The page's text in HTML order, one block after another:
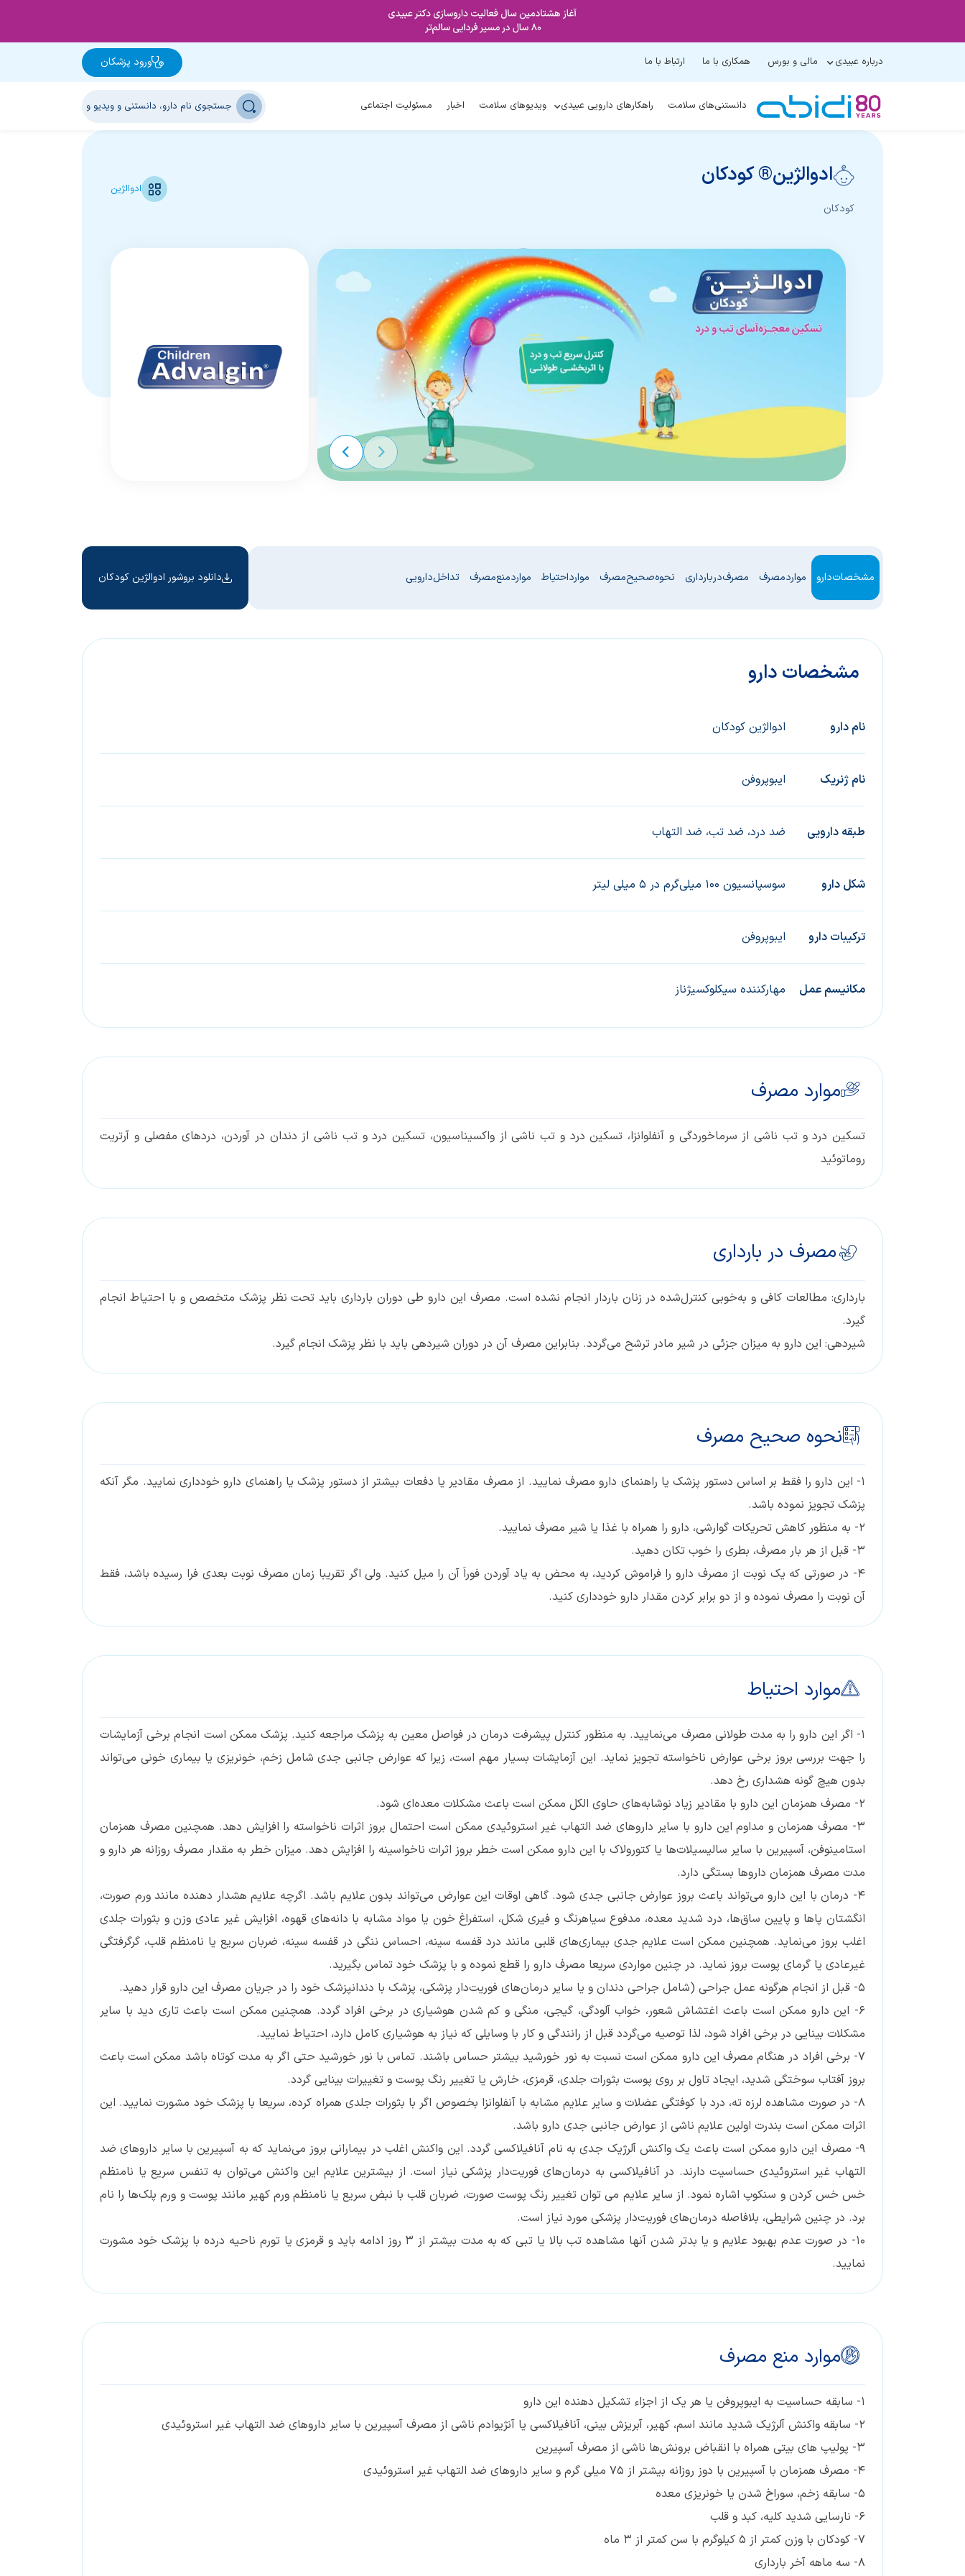
درباره عبیدی مالی و بورس همکاری با ما ارتباط با ما ورود پزشکان
دانستنی‌های سلامت راهکارهای دارویی عبیدی ویدیوهای سلامت اخبار مسئولیت اجتماعی
ادوالژین® کودکان
کودکان
ادوالژین
مشخصات دارو موارد مصرف مصرف در بارداری نحوه صحیح مصرف موارد احتیاط موارد منع مصرف تداخل دارویی دانلود بروشور ادوالژین کودکان
مشخصات دارو
نام دارو ادوالژین کودکان
ﻧﺎم ژﻧﺮﯾﮏ ایبوپروفن
ﻃﺒﻘﻪ داروﯾﯽ ضد درد، ضد تب، ضد التهاب
ﺷﮑﻞ دارو سوسپانسیون 100 میلی‌گرم در 5 میلی لیتر
ﺗﺮﮐﯿﺒﺎت دارو ایبوپروفن
مکانیسم عمل مهارکننده سیکلوکسیژناز
موارد مصرف
تسکین درد و تب ناشی از سرماخوردگی و آنفلوانزا، تسکین درد و تب ناشی از واکسیناسیون، تسکین درد و تب ناشی از دندان در آوردن، دردهای مفصلی و آرتریت
روماتوئید
مصرف در بارداری
بارداری: مطالعات کافی و به‌خوبی کنترل‌شده در زنان باردار انجام نشده است. مصرف این دارو طی دوران بارداری باید تحت نظر پزشک متخصص و با احتیاط انجام
گیرد.
شیردهی: این دارو به میزان جزئی در شیر مادر ترشح می‌گردد. بنابراین مصرف آن در دوران شیردهی باید با نظر پزشک انجام گیرد.
نحوه صحیح مصرف
۱- این دارو را فقط بر اساس دستور پزشک یا راهنمای دارو مصرف نمایید. از مصرف مقادیر یا دفعات بیشتر از دستور پزشک یا راهنمای دارو خودداری نمایید. مگر آنکه
پزشک تجویز نموده باشد.
۲- به منظور کاهش تحریکات گوارشی، دارو را همراه با غذا یا شیر مصرف نمایید.
۳- قبل از هر بار مصرف، بطری را خوب تکان دهید.
۴- در صورتی که یک نوبت از مصرف دارو را فراموش کردید، به محض به یاد آوردن فوراَ آن را میل کنید. ولی اگر تقریبا زمان مصرف نوبت بعدی فرا رسیده باشد، فقط
آن نوبت را مصرف نموده و از دو برابر کردن مقدار دارو خودداری کنید.
موارد احتیاط
۱- اگر این دارو را به مدت طولانی مصرف می‌نمایید. به منظور کنترل پیشرفت درمان در فواصل معین به پزشک مراجعه کنید. پزشک ممکن است انجام برخی آزمایشات
را جهت بررسی بروز برخی عوارض ناخواسته تجویز نماید. این آزمایشات بسیار مهم است، زیرا که عوارض جانبی جدی شامل زخم، خونریزی یا بیماری خونی می‌تواند
بدون هیچ گونه هشداری رخ دهد.
۲- مصرف همزمان این دارو با مقادیر زیاد نوشابه‌های حاوی الکل ممکن است باعث مشکلات معده‌ای شود.
٣- مصرف همزمان و مداوم این دارو با سایر داروهای ضد التهاب غیر استروئیدی ممکن است احتمال بروز اثرات ناخواسته را افزایش دهد. همچنین مصرف همزمان
استامینوفن، آسپیرین با سایر سالیسیلات‌ها یا کتورولاک با این دارو ممکن است خطر بروز اثرات ناخواسینه را افزایش دهد. میزان خطر به مقدار مصرف روزانه هر دارو و
مدت مصرف همزمان داروها بستگی دارد.
۴- درمان با این دارو می‌تواند باعث بروز عوارض جانبی جدی شود. گاهی اوقات این عوارض می‌تواند بدون علایم باشد. اگرچه علایم هشدار دهنده مانند ورم صورت،
انگشتان پاها و پایین ساق‌ها، درد شدید معده، مدفوع سیاهرنگ و فیری شکل، استفراغ خون یا مواد مشابه با دانه‌های قهوه، افزایش غیر عادی وزن و بثورات جلدی
اغلب بروز می‌نماید. همچنین ممکن است علایم جدی بیماری‌های قلبی مانند درد قفسه سینه، احساس ننگی در قفسه سینه، ضربان سریع یا نامنظم قلب، گرگرفتگی
غیرعادی یا گرمای پوست بروز نماید. در چنین مواردی سریعا مصرف دارو را قطع نموده و با پزشک خود تماس بگیرید.
۵- قبل از انجام هرگونه عمل جراحی (شامل جراحی دندان و یا سایر درمان‌های فوریت‌دار پزشکی، پزشک با دندانپزشک خود را در جریان مصرف این دارو قرار دهید.
۶- این دارو ممکن است باعث اغتشاش شعور، خواب آلودگی، گیجی، منگی و کم شدن هوشیاری در برخی افراد گردد. همچنین ممکن است باعث تاری دید با سایر
مشکلات بینایی در برخی افراد شود، لذا توصیه می‌گردد قبل از رانندگی و کار با وسایلی که نیاز به هوشیاری کامل دارد، احتیاط نمایید.
۷- برخی افراد در هنگام مصرف این دارو ممکن است نسبت به نور خورشید بیشتر حساس باشند. تماس با نور خورشید حتی اگر به مدت کوتاه باشد ممکن است باعث
بروز آفتاب سوختگی شدید، ایجاد تاول بر روی پوست بثورات جلدی، قرمزی، خارش یا تغییر رنگ پوست و تغییرات بینایی گردد.
۸- در صورت مشاهده لرزه ته، درد با کوفتگی عضلات و سایر علایم مشابه با آنفلوانزا بخصوص اگر با بثورات جلدی همراه کرده، سریعا با پزشک خود مشورت نمایید. این
اثرات ممکن است بندرت اولین علایم ناشی از عوارض جانبی جدی دارو باشد.
۹- مصرف این دارو ممکن است باعث یک واکنش آلرژیک جدی به نام آنافیلاکسی گردد. این واکنش اغلب در بیمارانی بروز می‌نماید که به آسپیرین با سایر داروهای ضد
التهاب غیر استروئیدی حساسیت دارند. در آنافیلاکسی به درمان‌های فوریت‌دار پزشکی نیاز است. از بیشترین علایم این واکنش می‌توان به تنفس سریع یا نامنظم
خس خس کردن و سنکوپ اشاره نمود. از سایر علایم می توان تغییر رنگ پوست صورت، ضربان قلب با نبض سریع یا نامنظم ورم کهیر مانند پوست و ورم پلک‌ها را نام
برد. در چنین شرایطی، بلافاصله درمان‌های فوریت‌دار پزشکی مورد نیاز است.
۱۰- در صورت عدم بهبود علایم و یا بدتر شدن آنها مشاهده تب بالا یا تبی که به مدت بیشتر از ۳ روز ادامه باید و قرمزی یا تورم ناحیه درده با پزشک خود مشورت
نمایید.
موارد منع مصرف
۱- سابقه حساسیت به ایبوپروفن یا هر یک از اجزاء تشکیل دهنده این دارو
۲- سابقه واکنش آلرژیک شدید مانند اسم، کهیر، آبریزش بینی، آنافیلاکسی یا آنژیوادم ناشی از مصرف آسپیرین با سایر داروهای ضد التهاب غیر استروئیدی
۳- پولیپ های بیتی همراه با انقباض برونش‌ها ناشی از مصرف آسپیرین
۴- مصرف همزمان با آسپیرین با دوز روزانه بیشتر از ۷۵ میلی گرم و سایر داروهای ضد التهاب غیر استروئیدی
۵- سابقه زخم، سوراخ شدن یا خونریزی معده
۶- نارسایی شدید کلیه، کبد و قلب
۷- کودکان با وزن کمتر از ۵ کیلوگرم با سن کمتر از 3 ماه
۸- سه ماهه آخر بارداری